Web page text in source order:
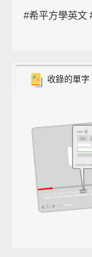
#希平方學英文​
收錄的單字